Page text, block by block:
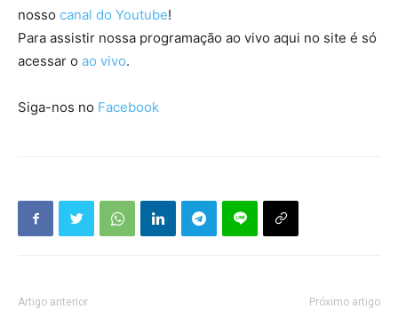
nosso canal do Youtube!
Para assistir nossa programação ao vivo aqui no site é só
acessar o ao vivo.
Siga-nos no Facebook
Artigo anterior Próximo artigo